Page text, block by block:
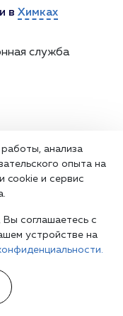
в Химках
служба
рассылки
анализа
опыта на
cookie и сервис
Вы соглашаетесь с
устройстве на